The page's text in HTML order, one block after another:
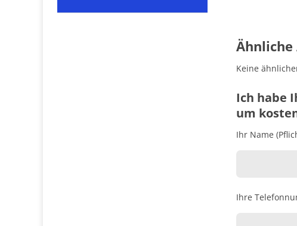
Keine
Ich habe
um
Ihr Name
Ihre